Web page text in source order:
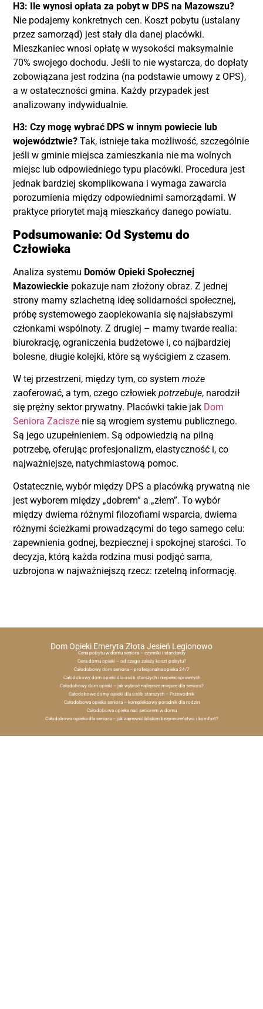
H3: Ile wynosi opłata za pobyt w DPS na Mazowszu?
Nie podajemy konkretnych cen. Koszt pobytu (ustalany
przez samorząd) jest stały dla danej placówki.
Mieszkaniec wnosi opłatę w wysokości maksymalnie
70% swojego dochodu. Jeśli to nie wystarcza, do dopłaty
zobowiązana jest rodzina (na podstawie umowy z OPS),
a w ostateczności gmina. Każdy przypadek jest
analizowany indywidualnie.
H3: Czy mogę wybrać DPS w innym powiecie lub
województwie? Tak, istnieje taka możliwość, szczególnie
jeśli w gminie miejsca zamieszkania nie ma wolnych
miejsc lub odpowiedniego typu placówki. Procedura jest
jednak bardziej skomplikowana i wymaga zawarcia
porozumienia między odpowiednimi samorządami. W
praktyce priorytet mają mieszkańcy danego powiatu.
Podsumowanie: Od Systemu do
Człowieka
Analiza systemu Domów Opieki Społecznej
Mazowieckie pokazuje nam złożony obraz. Z jednej
strony mamy szlachetną ideę solidarności społecznej,
próbę systemowego zaopiekowania się najsłabszymi
członkami wspólnoty. Z drugiej – mamy twarde realia:
biurokrację, ograniczenia budżetowe i, co najbardziej
bolesne, długie kolejki, które są wyścigiem z czasem.
W tej przestrzeni, między tym, co systemmoże
zaoferować, a tym, czego człowiekpotrzebuje, narodził
się prężny sektor prywatny. Placówki takie jak Dom
Seniora Zacisze nie są wrogiem systemu publicznego.
Są jego uzupełnieniem. Są odpowiedzią na pilną
potrzebę, oferując profesjonalizm, elastyczność i, co
najważniejsze, natychmiastową pomoc.
Ostatecznie, wybór między DPS a placówką prywatną nie
jest wyborem między „dobrem” a „złem”. To wybór
między dwiema różnymi filozofiami wsparcia, dwiema
różnymi ścieżkami prowadzącymi do tego samego celu:
zapewnienia godnej, bezpiecznej i spokojnej starości. To
decyzja, którą każda rodzina musi podjąć sama,
uzbrojona w najważniejszą rzecz: rzetelną informację.
Dom Opieki Emeryta Złota Jesień Legionowo
Cena pobytu w domu seniora – czynniki i standardy
Cena domu opieki – od czego zależy koszt pobytu?
Całodobowy dom seniora – profesjonalna opieka 24/7
Całodobowy dom opieki dla osób starszych i niepełnosprawnych
Całodobowy dom opieki – jak wybrać najlepsze miejsce dla seniora?
Całodobowe domy opieki dla osób starszych – Przewodnik
Całodobowa opieka seniora – kompleksowy poradnik dla rodzin
Całodobowa opieka nad seniorem w domu
Całodobowa opieka dla seniora – jak zapewnić bliskim bezpieczeństwo i komfort?